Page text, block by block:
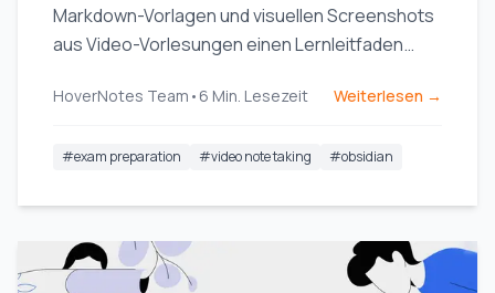
Markdown-Vorlagen und visuellen Screenshots
aus Video-Vorlesungen einen Lernleitfaden
das Lernen effizienter zu gestalten.
HoverNotes Team • 6 Min. Lesezeit Weiterlesen →
#exam preparation #video note taking #obsidian